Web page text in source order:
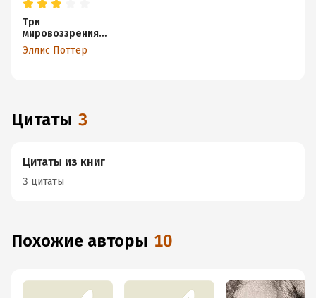
Три
мировоззрения:
монизм, дуализм,
тринитаризм.
Эллис Поттер
Цитаты 3
Цитаты из книг
3 цитаты
Похожие авторы 10